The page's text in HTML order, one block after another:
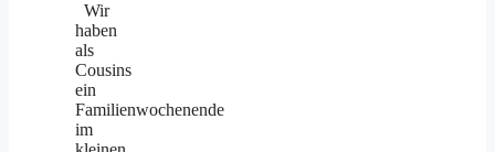
Wir
haben
als
Cousins
ein
Familienwochenende
im